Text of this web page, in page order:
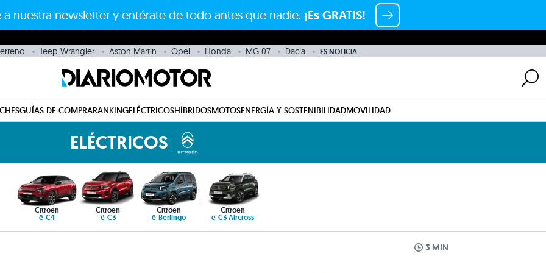
a nuestra newsletter y entérate de todo antes que nadie. ¡Es GRATIS!
Jeep Wrangler Aston Martin Opel Honda MG 07 Dacia ES NOTICIA
GUÍAS DE COMPRARANKINGELÉCTRICOSHÍBRIDOSMOTOSENERGÍA Y SOSTENIBILIDADMOVILIDAD
ELÉCTRICOS
Citroën
ë-C4
Citroën
ë-C3
Citroën
ë-Berlingo
Citroën
ë-C3 Aircross
3 MIN